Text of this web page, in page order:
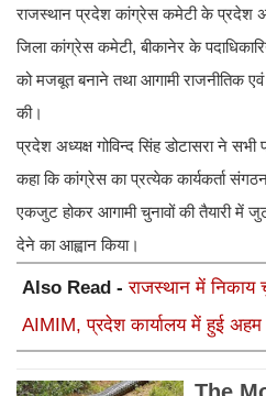
राजस्थान प्रदेश कांग्रेस कमेटी के प्रदेश
जिला कांग्रेस कमेटी, बीकानेर के
को मजबूत बनाने तथा आगामी राजनीतिक
की।
प्रदेश अध्यक्ष गोविन्द सिंह डोटासरा ने सभी
कहा कि कांग्रेस का प्रत्येक कार्यकर्ता
एकजुट होकर आगामी चुनावों की तैयारी में
देने का आह्वान किया।
Also Read -राजस्थान में निकाय
AIMIM, प्रदेश कार्यालय में हुई